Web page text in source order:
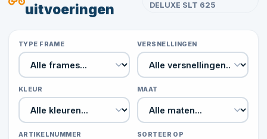
uitvoeringen
DELUXE SLT 625
TYPE FRAME VERSNELLINGEN
KLEUR MAAT
ARTIKELNUMMER SORTEER OP